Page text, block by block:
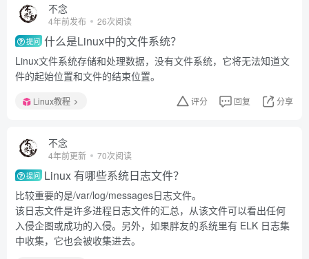
不念
4年前发布 26次阅读
提问 什么是Linux中的文件系统？
Linux文件系统存储和处理数据，没有文件系统，它将无法知道文
件的起始位置和文件的结束位置。
Linux教程 评分 回复 分享
不念
4年前更新 70次阅读
提问 Linux 有哪些系统日志文件？
比较重要的是/var/log/messages日志文件。
该日志文件是许多进程日志文件的汇总，从该文件可以看出任何
入侵企图或成功的入侵。另外，如果胖友的系统里有 ELK 日志集
中收集，它也会被收集进去。